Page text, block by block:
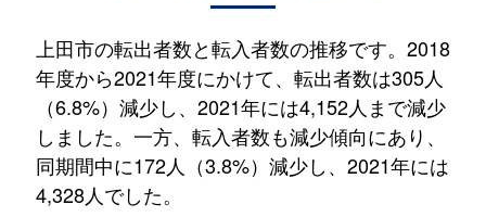
上田市の転出者数と転入者数の推移です。2018
年度から2021年度にかけて、転出者数は305人
（6.8%）減少し、2021年には4,152人まで減少
しました。一方、転入者数も減少傾向にあり、
同期間中に172人（3.8%）減少し、2021年には
4,328人でした。